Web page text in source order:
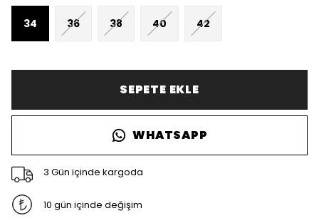
34 36 38 40 42
SEPETE EKLE
WHATSAPP
3 Gün içinde kargoda
10 gün içinde değişim